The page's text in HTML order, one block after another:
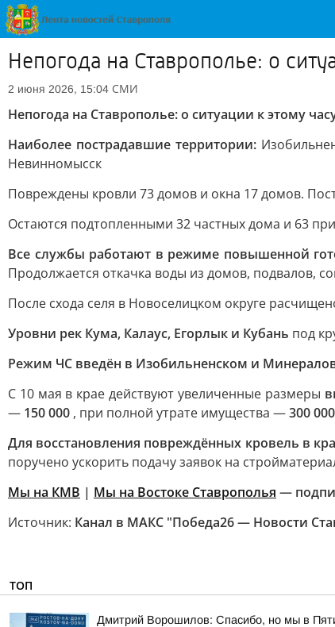
Непогода на Ставрополье: о
2 июня 2026, 15:04 СМИ
Непогода на Ставрополье: о ситуации к этому
Наиболее пострадавшие территории:
Невинномысск
Повреждены кровли 73 домов и окна 17 домов.
Остаются подтопленными 32 частных дома и 63
Все службы работают в режиме повышенной
Продолжается откачка воды из домов, подвалов,
После схода селя в Новоселицком округе
Уровни рек Кума, Калаус, Егорлык и Кубань под
Режим ЧС введён в Изобильненском и
С 10 мая в крае действуют увеличенные размеры
— 150 000 , при полной утрате имущества —300 000
Для восстановления повреждённых кровель в
поручено ускорить подачу заявок на
Мы на КМВ | Мы на Востоке Ставрополья —
Источник: Канал в МАКС "Победа26 — Новости
ТОП
Дмитрий Ворошилов: Спасибо, но мы в